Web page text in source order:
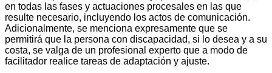
en todas las fases y actuaciones procesales en las que
resulte necesario, incluyendo los actos de comunicación.
Adicionalmente, se menciona expresamente que se
permitirá que la persona con discapacidad, si lo desea y a su
costa, se valga de un profesional experto que a modo de
facilitador realice tareas de adaptación y ajuste.